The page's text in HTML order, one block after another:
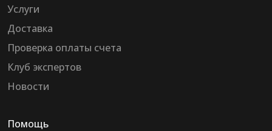
Услуги
Доставка
Проверка оплаты счета
Клуб экспертов
Новости
Помощь